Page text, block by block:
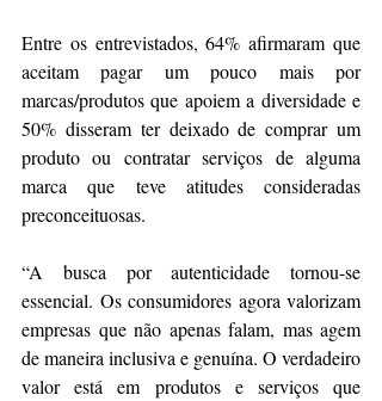
Entre os entrevistados, 64% afirmaram que
aceitam pagar um pouco mais por
marcas/produtos que apoiem a diversidade e
50% disseram ter deixado de comprar um
produto ou contratar serviços de alguma
marca que teve atitudes consideradas
preconceituosas.
“A busca por autenticidade tornou-se
essencial. Os consumidores agora valorizam
empresas que não apenas falam, mas agem
de maneira inclusiva e genuína. O verdadeiro
valor está em produtos e serviços que